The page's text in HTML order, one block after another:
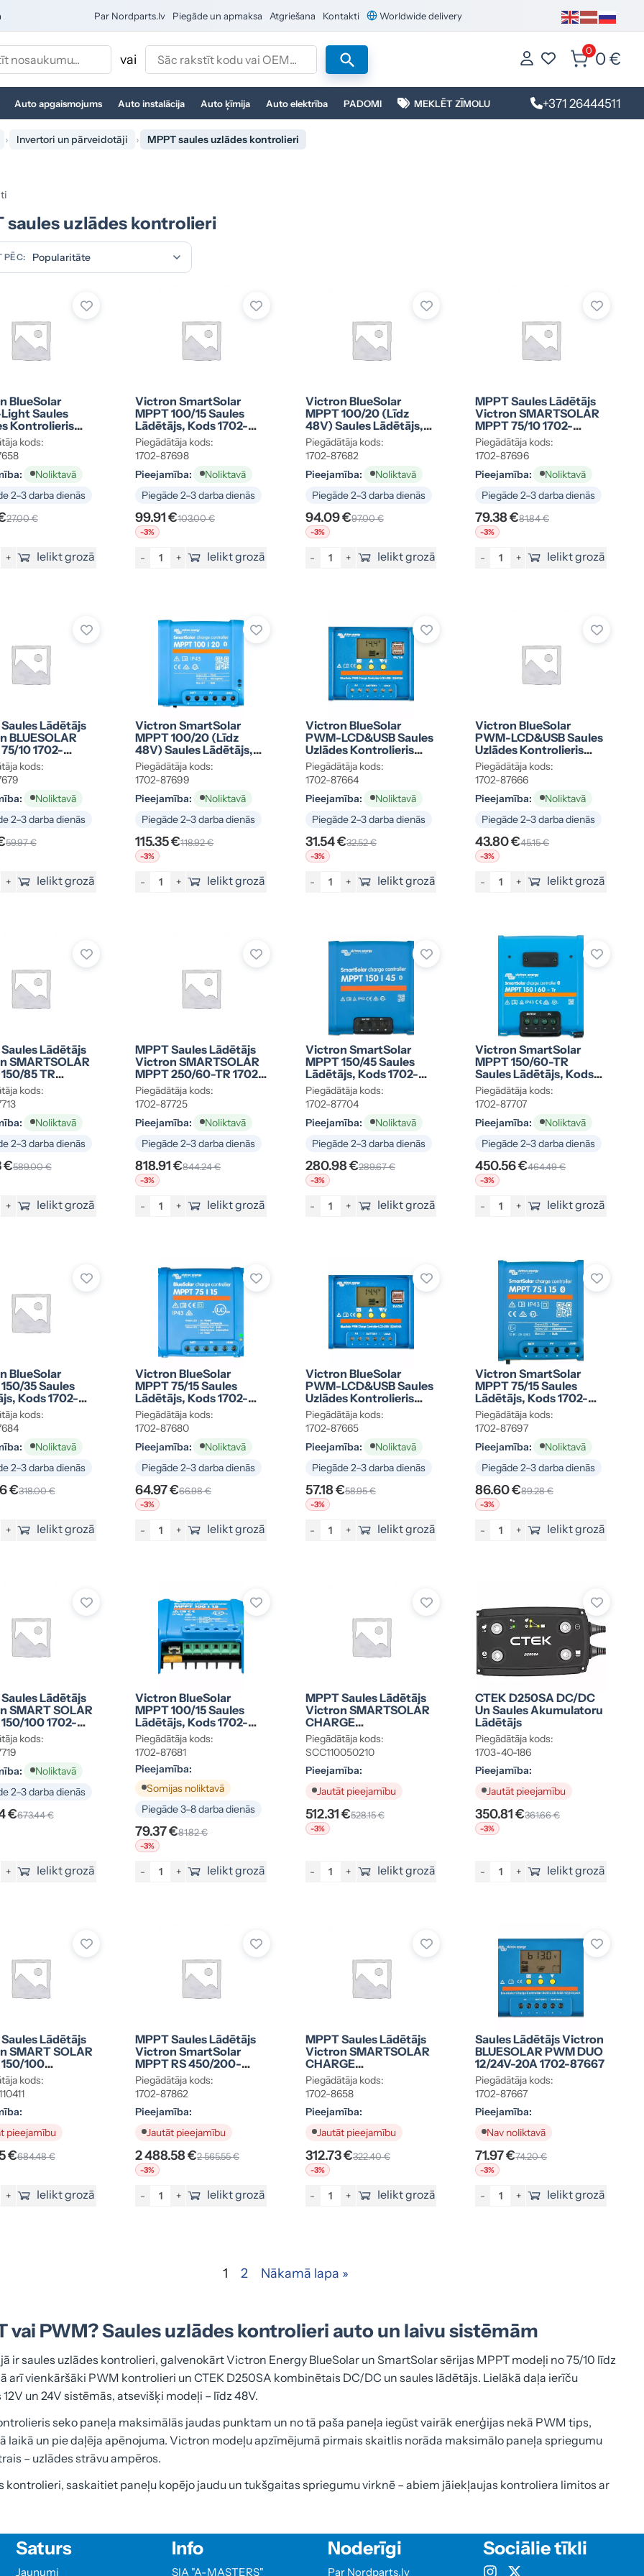
Par Nordparts.lv Piegāde un apmaksa Atgriešana Kontakti Worldwide delivery
vai
0 0 €
Auto apgaismojums Auto instalācija Auto ķīmija Auto elektrība PADOMI MEKLĒT ZĪMOLU +371 26444511
Invertori un pārveidotāji MPPT saules uzlādes kontrolieri
saules uzlādes kontrolieri
PĒC:
BlueSolar
Saules
Kontrolieris
10A, Kods 1702-
kods:
Noliktavā
2–3 darba dienās
27.00 €
+ Ielikt grozā
Victron SmartSolar
MPPT 100/15 Saules
Lādētājs, Kods 1702-
87698
Piegādātāja kods:
1702-87698
Pieejamība:
Noliktavā
Piegāde 2–3 darba dienās
99.91 €103.00 €
-3%
- + Ielikt grozā
Victron BlueSolar
MPPT 100/20 (līdz
48V) Saules Lādētājs,
Kods 1702-87682
Piegādātāja kods:
1702-87682
Pieejamība:
Noliktavā
Piegāde 2–3 darba dienās
94.09 €97.00 €
-3%
- + Ielikt grozā
MPPT Saules Lādētājs
Victron SMARTSOLAR
MPPT 75/10 1702-
87696
Piegādātāja kods:
1702-87696
Pieejamība:
Noliktavā
Piegāde 2–3 darba dienās
79.38 €81.84 €
-3%
- + Ielikt grozā
Lādētājs
BLUESOLAR
10 1702-
kods:
Noliktavā
2–3 darba dienās
59.97 €
+ Ielikt grozā
Victron SmartSolar
MPPT 100/20 (līdz
48V) Saules Lādētājs,
Kods 1702-87699
Piegādātāja kods:
1702-87699
Pieejamība:
Noliktavā
Piegāde 2–3 darba dienās
115.35 €118.92 €
-3%
- + Ielikt grozā
Victron BlueSolar
PWM-LCD&USB Saules
Uzlādes Kontrolieris
12/24V-5A, Kods 1702-
87664
Piegādātāja kods:
1702-87664
Pieejamība:
Noliktavā
Piegāde 2–3 darba dienās
31.54 €32.52 €
-3%
- + Ielikt grozā
Victron BlueSolar
PWM-LCD&USB Saules
Uzlādes Kontrolieris
12/24V-20A, Kods 1702-
87666
Piegādātāja kods:
1702-87666
Pieejamība:
Noliktavā
Piegāde 2–3 darba dienās
43.80 €45.15 €
-3%
- + Ielikt grozā
Lādētājs
SMARTSOLAR
85 TR
1702-87713
kods:
Noliktavā
2–3 darba dienās
€589.00 €
+ Ielikt grozā
MPPT Saules Lādētājs
Victron SMARTSOLAR
MPPT 250/60-TR 1702-
87725
Piegādātāja kods:
1702-87725
Pieejamība:
Noliktavā
Piegāde 2–3 darba dienās
818.91 €844.24 €
-3%
- + Ielikt grozā
Victron SmartSolar
MPPT 150/45 Saules
Lādētājs, Kods 1702-
87704
Piegādātāja kods:
1702-87704
Pieejamība:
Noliktavā
Piegāde 2–3 darba dienās
280.98 €289.67 €
-3%
- + Ielikt grozā
Victron SmartSolar
MPPT 150/60-TR
Saules Lādētājs, Kods
1702-87707
Piegādātāja kods:
1702-87707
Pieejamība:
Noliktavā
Piegāde 2–3 darba dienās
450.56 €464.49 €
-3%
- + Ielikt grozā
BlueSolar
35 Saules
Kods 1702-
kods:
Noliktavā
2–3 darba dienās
€318.00 €
+ Ielikt grozā
Victron BlueSolar
MPPT 75/15 Saules
Lādētājs, Kods 1702-
87680
Piegādātāja kods:
1702-87680
Pieejamība:
Noliktavā
Piegāde 2–3 darba dienās
64.97 €66.98 €
-3%
- + Ielikt grozā
Victron BlueSolar
PWM-LCD&USB Saules
Uzlādes Kontrolieris
12/24V-10A, Kods 1702-
87665
Piegādātāja kods:
1702-87665
Pieejamība:
Noliktavā
Piegāde 2–3 darba dienās
57.18 €58.95 €
-3%
- + Ielikt grozā
Victron SmartSolar
MPPT 75/15 Saules
Lādētājs, Kods 1702-
87697
Piegādātāja kods:
1702-87697
Pieejamība:
Noliktavā
Piegāde 2–3 darba dienās
86.60 €89.28 €
-3%
- + Ielikt grozā
Lādētājs
SMART SOLAR
100 1702-
kods:
Noliktavā
2–3 darba dienās
€673.44 €
+ Ielikt grozā
Victron BlueSolar
MPPT 100/15 Saules
Lādētājs, Kods 1702-
87681
Piegādātāja kods:
1702-87681
Pieejamība:
Somijas noliktavā
Piegāde 3–8 darba dienās
79.37 €81.82 €
-3%
- + Ielikt grozā
MPPT Saules Lādētājs
Victron SMARTSOLAR
CHARGE
CONTROLLER MPPT
100/50 SCC110050210
Piegādātāja kods:
SCC110050210
Pieejamība:
Jautāt pieejamību
512.31 €528.15 €
-3%
- + Ielikt grozā
CTEK D250SA DC/DC
Un Saules Akumulatoru
Lādētājs
Piegādātāja kods:
1703-40-186
Pieejamība:
Jautāt pieejamību
350.81 €361.66 €
-3%
- + Ielikt grozā
Lādētājs
SMART SOLAR
100
kods:
pieejamību
€684.48 €
+ Ielikt grozā
MPPT Saules Lādētājs
Victron SmartSolar
MPPT RS 450/200-
MC4 1702-87862
Piegādātāja kods:
1702-87862
Pieejamība:
Jautāt pieejamību
2 488.58 €2 565.55 €
-3%
- + Ielikt grozā
MPPT Saules Lādētājs
Victron SMARTSOLAR
CHARGE
CONTROLLER MPPT
100/30 1702-8658
Piegādātāja kods:
1702-8658
Pieejamība:
Jautāt pieejamību
312.73 €322.40 €
-3%
- + Ielikt grozā
Saules Lādētājs Victron
BLUESOLAR PWM DUO
12/24V-20A 1702-87667
Piegādātāja kods:
1702-87667
Pieejamība:
Nav noliktavā
71.97 €74.20 €
-3%
- + Ielikt grozā
1 2 Nākamā lapa »
vai PWM? Saules uzlādes kontrolieri auto un laivu sistēmām
ir saules uzlādes kontrolieri, galvenokārt Victron Energy BlueSolar un SmartSolar sērijas MPPT modeļi no 75/10 līdz
arī vienkāršāki PWM kontrolieri un CTEK D250SA kombinētais DC/DC un saules lādētājs. Lielākā daļa ierīču
un 24V sistēmās, atsevišķi modeļi – līdz 48V.
seko paneļa maksimālās jaudas punktam un no tā paša paneļa iegūst vairāk enerģijas nekā PWM tips,
laikā un pie daļēja apēnojuma. Victron modeļu apzīmējumā pirmais skaitlis norāda maksimālo paneļa spriegumu
– uzlādes strāvu ampēros.
kontrolieri, saskaitiet paneļu kopējo jaudu un tukšgaitas spriegumu virknē – abiem jāiekļaujas kontroliera limitos ar
Saturs
Jaunumi
Info
SIA "A-MASTERS"
Noderīgi
Par Nordparts.lv
Sociālie tīkli